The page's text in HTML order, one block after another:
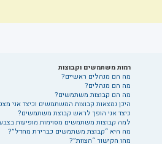
רמות משתמשים וקבוצות
מה הם מנהלים ראשיים?
מה הם מנהלים?
מה הם קבוצות משתמשים?
היכן נמצאות קבוצות המשתמשים וכיצד אני
כיצד אני הופך לראש קבוצת משתמשים?
למה קבוצות משתמשים מסוימות מופיעות
מה היא “קבוצת משתמשים כברירת מחדל”?
מהו הקישור “הצוות”?